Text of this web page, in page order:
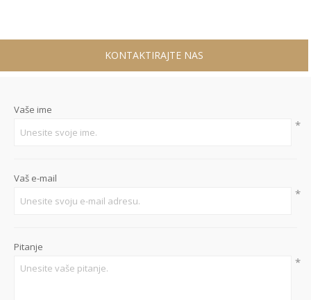
KONTAKTIRAJTE NAS
Vaše ime
*
Vaš e-mail
*
Pitanje
*